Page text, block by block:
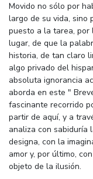
Movido no sólo por
largo de su vida, sino
puesto a la tarea, por
lugar, de que la
historia, de tan claro
algo privado del
absoluta ignorancia
aborda en este "
fascinante recorrido
partir de aquí, y a
analiza con sabiduría
designa, con la
amor y, por último,
objeto de la ilusión.